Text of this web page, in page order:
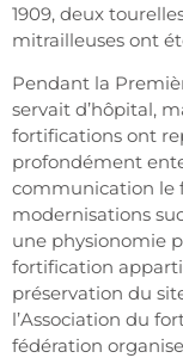
1909, deux
mitrailleuses ont
Pendant la
servait d’hôpital,
fortifications ont
profondément
communication le
modernisations
une physionomie
fortification
préservation du
l’Association du
fédération